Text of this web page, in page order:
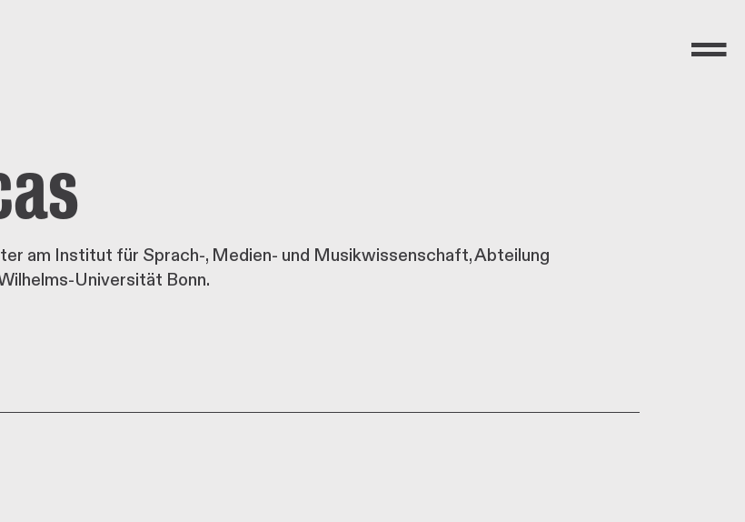
Menü
am Institut für Sprach-, Medien- und Musikwissenschaft, Abteilung
Universität Bonn.